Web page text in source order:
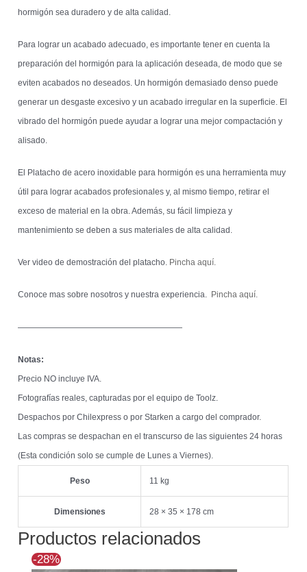
hormigón sea duradero y de alta calidad.
Para lograr un acabado adecuado, es importante tener en cuenta la
preparación del hormigón para la aplicación deseada, de modo que se
eviten acabados no deseados. Un hormigón demasiado denso puede
generar un desgaste excesivo y un acabado irregular en la superficie. El
vibrado del hormigón puede ayudar a lograr una mejor compactación y
alisado.
El Platacho de acero inoxidable para hormigón es una herramienta muy
útil para lograr acabados profesionales y, al mismo tiempo, retirar el
exceso de material en la obra. Además, su fácil limpieza y
mantenimiento se deben a sus materiales de alta calidad.
Ver video de demostración del platacho. Pincha aquí.
Conoce mas sobre nosotros y nuestra experiencia. Pincha aquí.
————————————————————
Notas:
Precio NO incluye IVA.
Fotografías reales, capturadas por el equipo de Toolz.
Despachos por Chilexpress o por Starken a cargo del comprador.
Las compras se despachan en el transcurso de las siguientes 24 horas
(Esta condición solo se cumple de Lunes a Viernes).
Peso 11 kg
Dimensiones 28 × 35 × 178 cm
Productos relacionados
-28%
precio precio